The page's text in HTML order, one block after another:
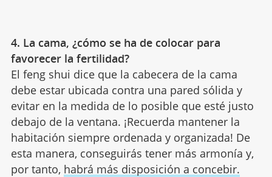
4. La cama, ¿cómo se ha de colocar para
favorecer la fertilidad?
El feng shui dice que la cabecera de la cama
debe estar ubicada contra una pared sólida y
evitar en la medida de lo posible que esté justo
debajo de la ventana. ¡Recuerda mantener la
habitación siempre ordenada y organizada! De
esta manera, conseguirás tener más armonía y,
por tanto, habrá más disposición a concebir.